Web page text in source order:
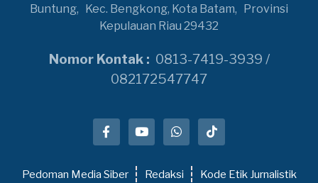
Buntung,
Kec. Bengkong, Kota Batam,
Provinsi
Kepulauan Riau 29432
Nomor Kontak : 0813-7419-3939 /
082172547747
Pedoman Media Siber Redaksi Kode Etik Jurnalistik